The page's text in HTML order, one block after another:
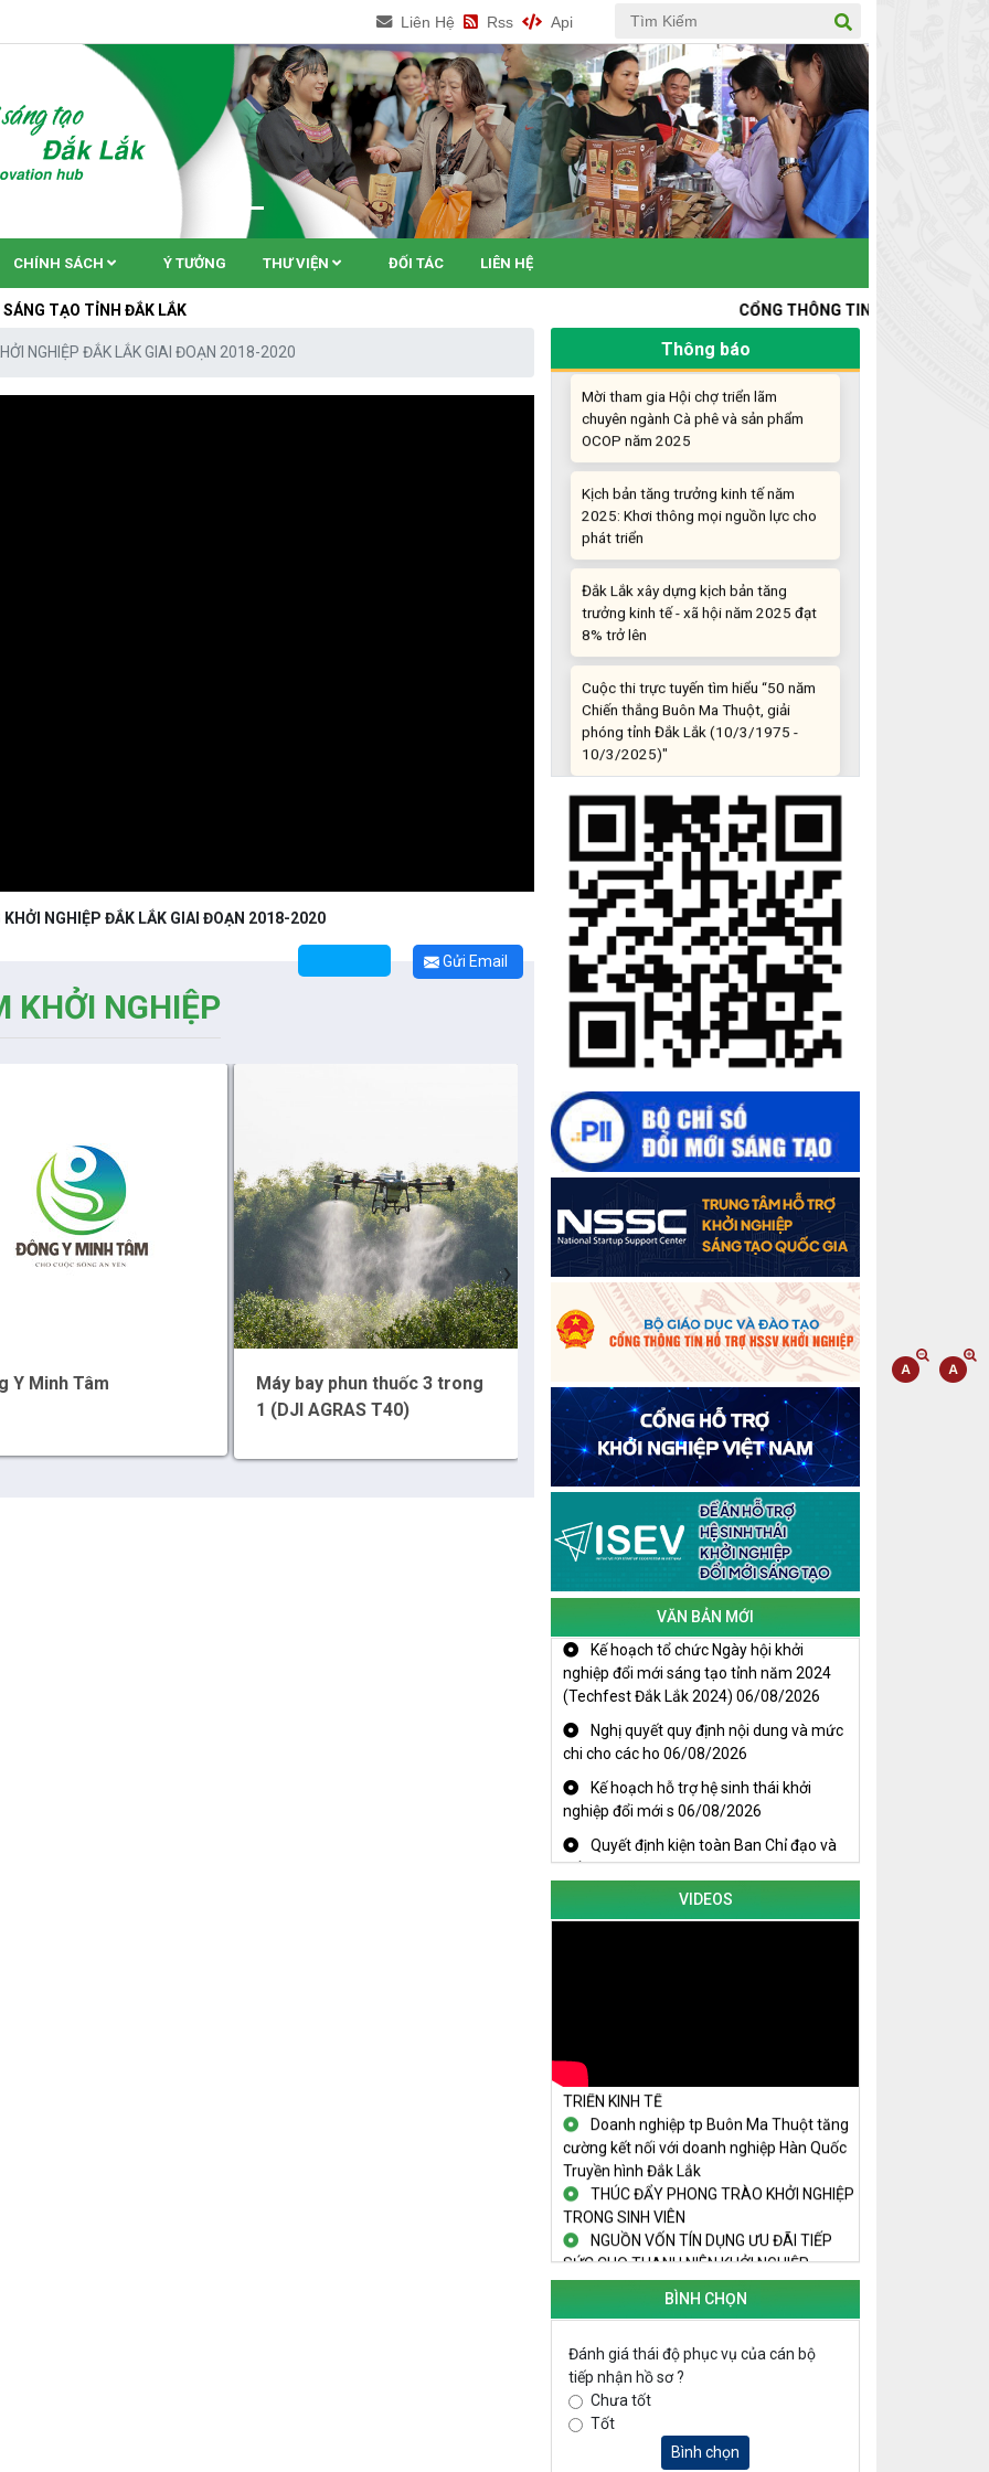
Liên Hệ Rss Api
CHÍNH SÁCH Ý TƯỞNG THƯ VIỆN ĐỐI TÁC LIÊN HỆ
ĐẮK LẮK CỔNG THÔNG TIN KHỞI NGHIỆP ĐỔI MỚI
NGHIỆP ĐẮK LẮK GIAI ĐOẠN 2018-2020
KHỞI NGHIỆP ĐẮK LẮK GIAI ĐOẠN 2018-2020
Gửi Email
KHỞI NGHIỆP
Y Minh Tâm
Máy bay phun thuốc 3 trong
1 (DJI AGRAS T40)
Cà phê đặc sản Việt Nam
100% Robusta
Gạo sạch Thăng
›
Thông báo
nghiệp đổi mới sáng tạo
Khi khoa học - công nghệ chưa có sự
đột phá
Chế biến sâu – Nâng cao giá trị nông
sản
“Đi tắt, đón đầu” các công nghệ mới,
công nghệ tương lai
Quảng bá hình ảnh Đắk Lắk đến bạn
bè trong nước và quốc tế
Mời tham gia Hội chợ triển lãm
chuyên ngành Cà phê và sản phẩm
OCOP năm 2025
Kịch bản tăng trưởng kinh tế năm
2025: Khơi thông mọi nguồn lực cho
phát triển
Đắk Lắk xây dựng kịch bản tăng
trưởng kinh tế - xã hội năm 2025 đạt
8% trở lên
Cuộc thi trực tuyến tìm hiểu “50 năm
Chiến thắng Buôn Ma Thuột, giải
phóng tỉnh Đắk Lắk (10/3/1975 -
10/3/2025)"
Những sáng tạo độc đáo từ “cây nhà
lá vườn”
Gam màu sáng trong bức tranh khởi
nghiệp đổi mới sáng tạo
Khi khoa học - công nghệ chưa có sự
đột phá
Chế biến sâu – Nâng cao giá trị nông
công nghệ tương lai
Quảng bá hình ảnh Đắk Lắk đến bạn
bè trong nước và quốc tế
Mời tham gia Hội chợ triển lãm
chuyên ngành Cà phê và sản phẩm
OCOP năm 2025
Kịch bản tăng trưởng kinh tế năm
2025: Khơi thông mọi nguồn lực cho
Đắk Lắk xây dựng kịch bản tăng
trưởng kinh tế - xã hội năm 2025 đạt
8% trở lên
Cuộc thi trực tuyến tìm hiểu “50 năm
Chiến thắng Buôn Ma Thuột, giải
phóng tỉnh Đắk Lắk (10/3/1975 -
10/3/2025)"
VĂN BẢN MỚI
Kế hoạch tổ chức Ngày hội khởi
nghiệp đổi mới sáng tạo tỉnh năm 2024
(Techfest Đắk Lắk 2024) 06/08/2026
Nghị quyết quy định nội dung và mức
chi cho các ho 06/08/2026
Kế hoạch hỗ trợ hệ sinh thái khởi
nghiệp đổi mới s 06/08/2026
Quyết định kiện toàn Ban Chỉ đạo và
Tổ giúp việc B06/08/2026
VIDEOS
KHAI MẠC TECHFEST 2024
TRAILER TECHFEST DAKLAK 2024
OK1
TRONG SÁNG TẠO KHỞI NGHIỆP, PHÁT
TRIỂN KINH TẾ
Doanh nghiệp tp Buôn Ma Thuột tăng
cường kết nối với doanh nghiệp Hàn Quốc
Truyền hình Đắk Lắk
THÚC ĐẨY PHONG TRÀO KHỞI NGHIỆP
TRONG SINH VIÊN
NGUỒN VỐN TÍN DỤNG ƯU ĐÃI TIẾP
SỨC CHO THANH NIÊN KHỞI NGHIỆP
TRONG THANH NIÊN TẠI HUYỆN KRÔNG
PẮC
NHỒI
NHÌN LẠI HOẠT ĐỘNG KHỞI NGHIỆP
ĐẮK LẮK GIAI ĐOẠN 2018-2020
KHAI MẠC TECHFEST 2024
BÌNH CHỌN
Đánh giá thái độ phục vụ của cán bộ
tiếp nhận hồ sơ ?
Chưa tốt
Tốt
Bình chọn